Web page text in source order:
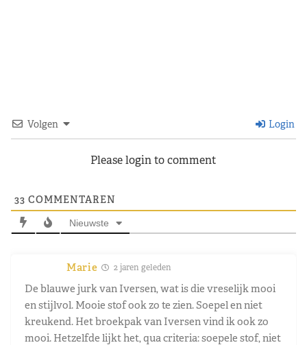
Volgen Login
Please login to comment
33 COMMENTAREN
Nieuwste
Marie 2 jaren geleden
De blauwe jurk van Iversen, wat is die vreselijk mooi
en stijlvol. Mooie stof ook zo te zien. Soepel en niet
kreukend. Het broekpak van Iversen vind ik ook zo
mooi. Hetzelfde lijkt het, qua criteria: soepele stof, niet